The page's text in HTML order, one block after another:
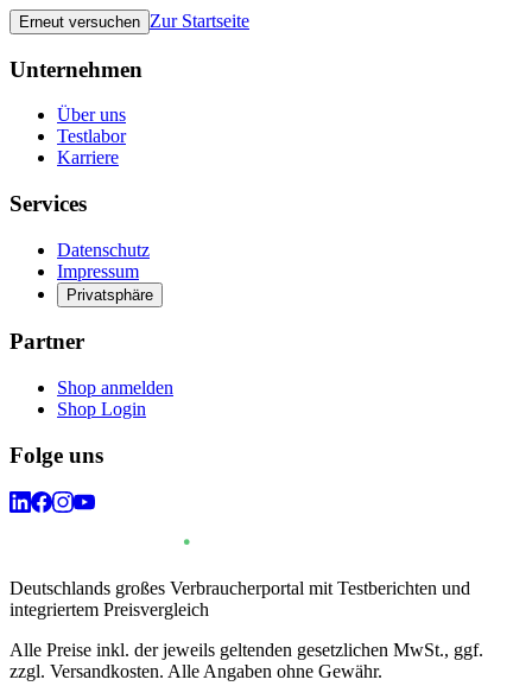
Erneut versuchen Zur Startseite
Unternehmen
Über uns
Testlabor
Karriere
Services
Datenschutz
Impressum
Privatsphäre
Partner
Shop anmelden
Shop Login
Folge uns
Deutschlands großes Verbraucherportal mit Testberichten und
integriertem Preisvergleich
Alle Preise inkl. der jeweils geltenden gesetzlichen MwSt., ggf.
zzgl. Versandkosten. Alle Angaben ohne Gewähr.